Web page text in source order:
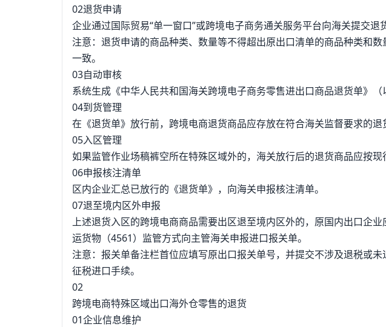
02退货申请
企业通过国际贸易“单一窗口”或跨境电子商务通关服务平台向海关提交退
注意：退货申请的商品种类、数量等不得超出原出口清单的商品种类和
一致。
03自动审核
系统生成《中华人民共和国海关跨境电子商务零售进出口商品退货单》（
04到货管理
在《退货单》放行前，跨境电商退货商品应存放在符合海关监督要求的退
05入区管理
如果监管作业场稿裤空所在特殊区域外的，海关放行后的退货商品应按现
06申报核注清单
区内企业汇总已放行的《退货单》，向海关申报核注清单。
07退至境内区外申报
上述退货入区的跨境电商商品需要出区退至境内区外的，原国内出口企
运货物（4561）监管方式向主管海关申报进口报关单。
注意：报关单备注栏首位应填写原出口报关单号，并提交不涉及退税或
征税进口手续。
02
跨境电商特殊区域出口海外仓零售的退货
01企业信息维护